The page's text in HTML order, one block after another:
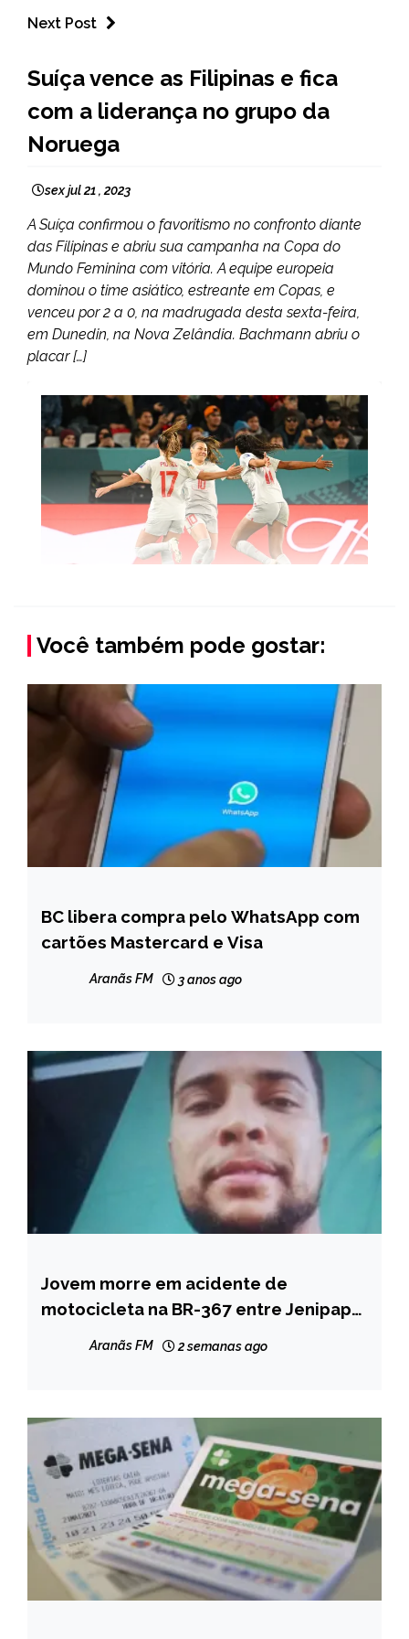
Next Post
Suíça vence as Filipinas e fica
com a liderança no grupo da
Noruega
sex jul 21 , 2023
A Suíça confirmou o favoritismo no confronto diante
das Filipinas e abriu sua campanha na Copa do
Mundo Feminina com vitória. A equipe europeia
dominou o time asiático, estreante em Copas, e
venceu por 2 a 0, na madrugada desta sexta-feira,
em Dunedin, na Nova Zelândia. Bachmann abriu o
placar […]
Você também pode gostar:
BRASIL
NOTÍCIAS
BC libera compra pelo WhatsApp com
cartões Mastercard e Visa
Aranãs FM 3 anos ago
MINAS
GERAIS
NOTÍCIAS
Jovem morre em acidente de
motocicleta na BR-367 entre Jenipapo
Aranãs FM 2 semanas ago